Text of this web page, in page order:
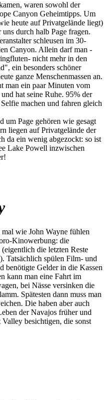
waren sowohl der
Canyon Geheimtipps. Um
heute auf Privatgelände liegt)
durch halb Page fragen.
schleusen im 30-
Canyon. Allein darf man -
nicht mehr in den
ein besonders schöner
ganze Menschenmassen an.
man ein paar Minuten vom
hat seine Ruhe. 95% der
machen und fahren gleich
um Page gehören wie gesagt
liegen auf Privatgelände der
da ein wenig abgezockt: so ist
Lake Powell inzwischen
wie John Wayne fühlen
Kinowerbung: die
die letzten Reste
Tatsächlich spülen Film- und
benötigte Gelder in die Kassen
kann man eine Fahrt im
bei Nässe versinken die
Spätesten dann muss man
Die haben aber auch
der Navajos früher und
besichtigen, die sonst